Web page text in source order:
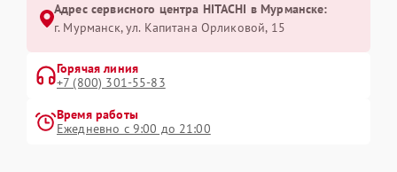
Адрес сервисного центра HITACHI в Мурманске:
г. Мурманск, ул. Капитана Орликовой, 15
Горячая линия
+7 (800) 301-55-83
Время работы
Ежедневно с 9:00 до 21:00